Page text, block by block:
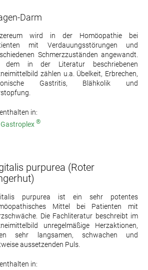
Darm
wird in der Homöopathie bei
mit Verdauungsstörungen und
Schmerzzuständen angewandt.
dem in der Literatur beschriebenen
zählen u.a. Übelkeit, Erbrechen,
Gastritis, Blähkolik und
in:
Gastroplex ®
purpurea (Roter
purpurea ist ein sehr potentes
Mittel bei Patienten mit
Die Fachliteratur beschreibt im
unregelmäßige Herzaktionen,
sehr langsamen, schwachen und
aussetzenden Puls.
in: